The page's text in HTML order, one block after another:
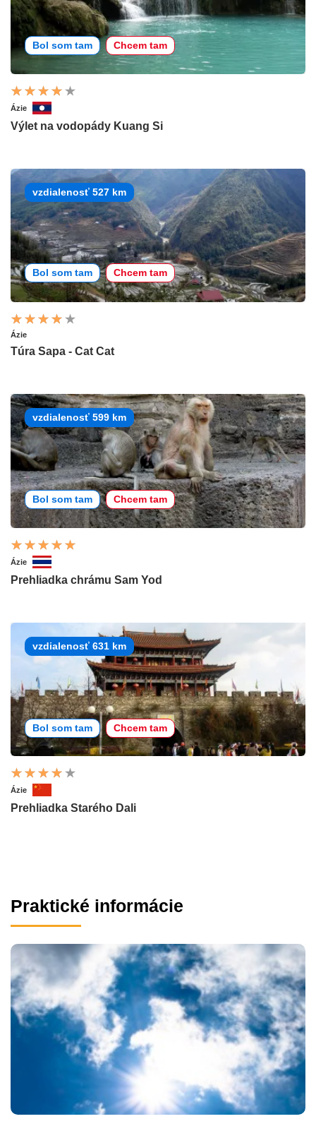
Bol som tam Chcem tam
Ázie
Výlet na vodopády Kuang Si
vzdialenosť 527 km
Bol som tam Chcem tam
Ázie
Túra Sapa - Cat Cat
vzdialenosť 599 km
Bol som tam Chcem tam
Ázie
Prehliadka chrámu Sam Yod
vzdialenosť 631 km
Bol som tam Chcem tam
Ázie
Prehliadka Starého Dali
Praktické informácie